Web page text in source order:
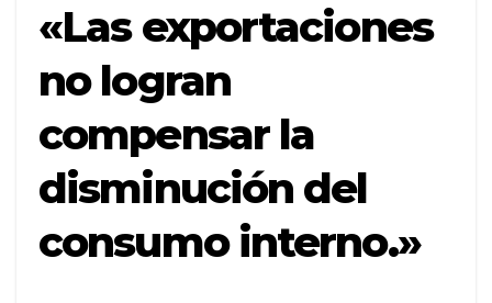
«Las exportaciones
no logran
compensar la
disminución del
consumo interno.»